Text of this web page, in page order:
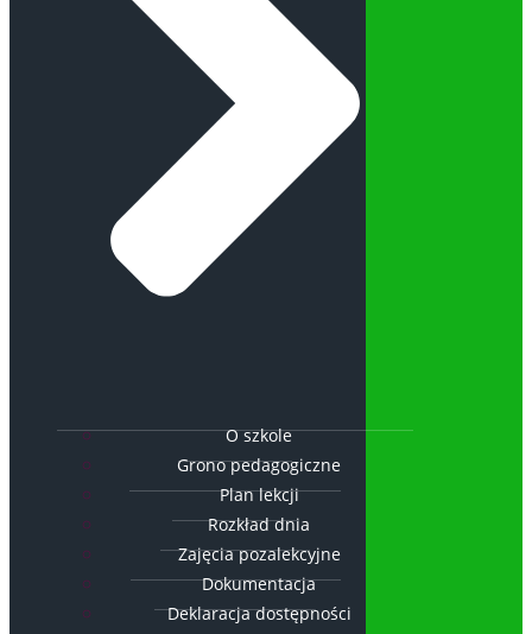
O szkole
Grono pedagogiczne
Plan lekcji
Rozkład dnia
Zajęcia pozalekcyjne
Dokumentacja
Deklaracja dostępności